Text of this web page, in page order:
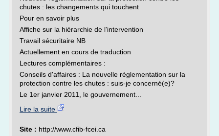
chutes : les changements qui touchent
Pour en savoir plus
Affiche sur la hiérarchie de l'intervention
Travail sécuritaire NB
Actuellement en cours de traduction
Lectures complémentaires :
Conseils d'affaires : La nouvelle réglementation sur la
protection contre les chutes : suis-je concerné(e)?
Le 1er janvier 2011, le gouvernement...
Lire la suite
Site : http://www.cfib-fcei.ca